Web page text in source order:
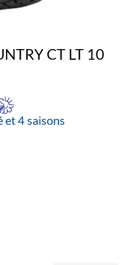
CT LT 10
et 4 saisons